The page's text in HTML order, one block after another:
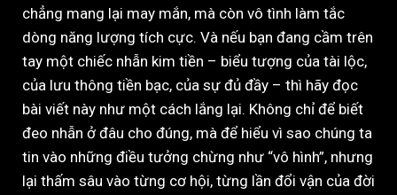
chẳng mang lại may mắn, mà còn vô tình làm tắc
dòng năng lượng tích cực. Và nếu bạn đang cầm trên
tay một chiếc nhẫn kim tiền – biểu tượng của tài lộc,
của lưu thông tiền bạc, của sự đủ đầy – thì hãy đọc
bài viết này như một cách lắng lại. Không chỉ để biết
đeo nhẫn ở đâu cho đúng, mà để hiểu vì sao chúng ta
tin vào những điều tưởng chừng như “vô hình”, nhưng
lại thấm sâu vào từng cơ hội, từng lần đổi vận của đời